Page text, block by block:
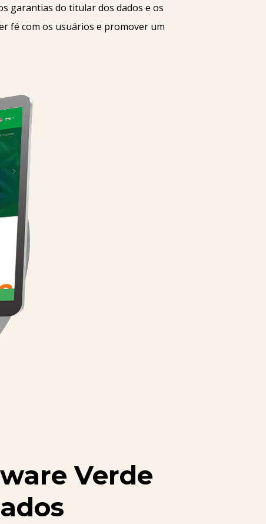
garantias do titular dos dados e os
fé com os usuários e promover um
Verde